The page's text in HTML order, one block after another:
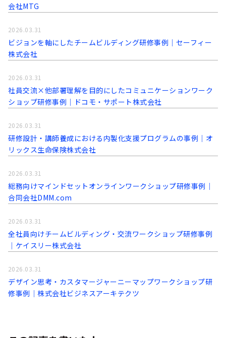
会社MTG
ビジョンを軸にしたチームビルディング研修事例｜セーフィー
株式会社
2026.03.31
社員交流×他部署理解を目的にしたコミュニケーションワーク
ショップ研修事例│ドコモ・サポート株式会社
2026.03.31
研修設計・講師養成における内製化支援プログラムの事例│オ
リックス生命保険株式会社
2026.03.31
総務向けマインドセットオンラインワークショップ研修事例│
合同会社DMM.com
2026.03.31
全社員向けチームビルディング・交流ワークショップ研修事例
│ケイスリー株式会社
2026.03.31
デザイン思考・カスタマージャーニーマップワークショップ研
修事例│株式会社ビジネスアーキテクツ
2026.03.31